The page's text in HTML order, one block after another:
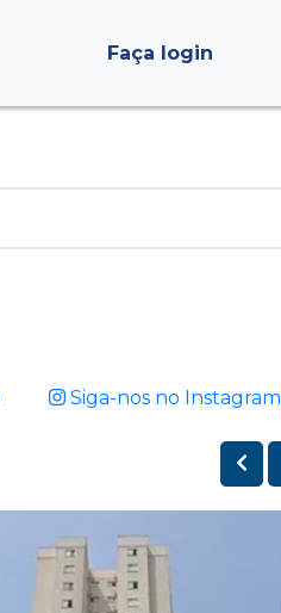
Faça login
Siga-nos no Instagram